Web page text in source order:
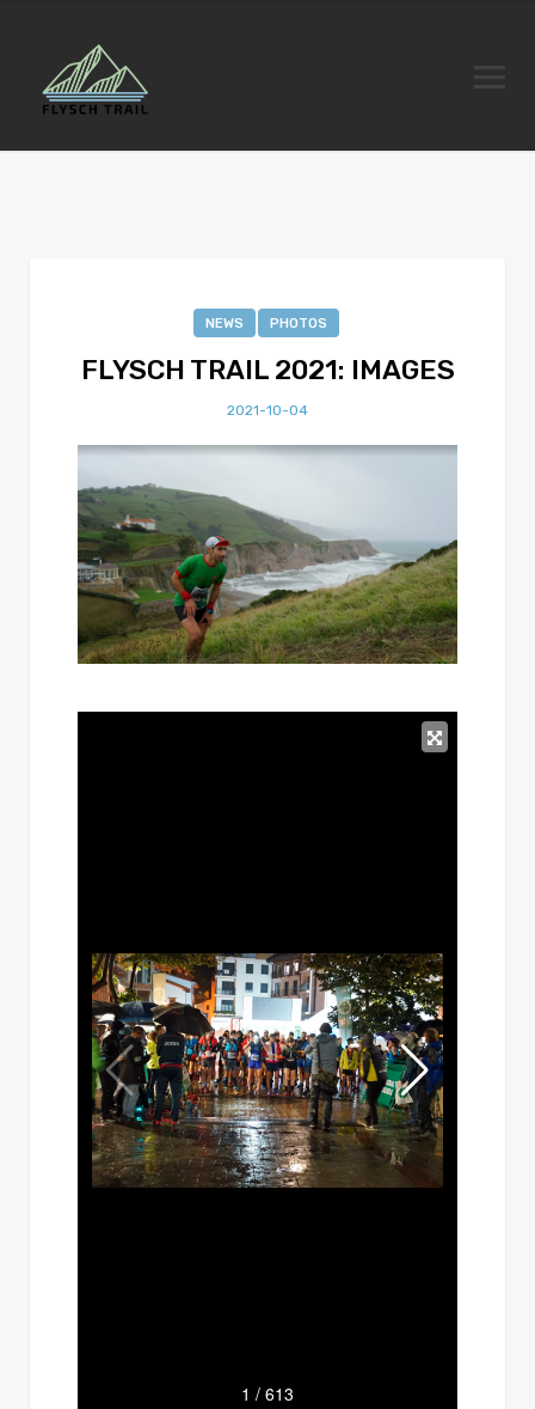
NEWS PHOTOS
FLYSCH TRAIL 2021: IMAGES
2021-10-04